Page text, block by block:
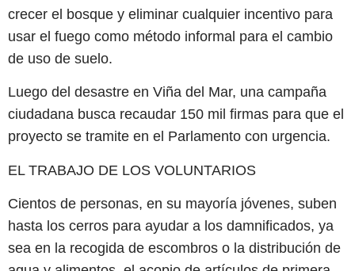
crecer el bosque y eliminar cualquier incentivo para
usar el fuego como método informal para el cambio
de uso de suelo.
Luego del desastre en Viña del Mar, una campaña
ciudadana busca recaudar 150 mil firmas para que el
proyecto se tramite en el Parlamento con urgencia.
EL TRABAJO DE LOS VOLUNTARIOS
Cientos de personas, en su mayoría jóvenes, suben
hasta los cerros para ayudar a los damnificados, ya
sea en la recogida de escombros o la distribución de